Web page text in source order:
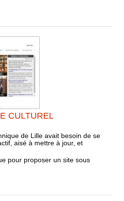
CULTUREL
de Lille avait besoin de se
aisé à mettre à jour, et
pour proposer un site sous